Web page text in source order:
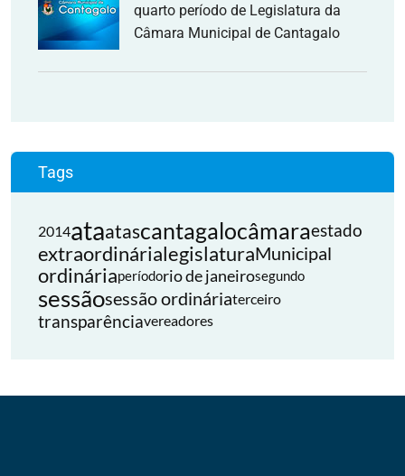
quarto período de Legislatura da
Câmara Municipal de Cantagalo
Tags
2014ataatascantagalocâmaraestado
extraordinárialegislaturaMunicipal
ordináriaperíodorio de janeirosegundo
sessãosessão ordináriaterceiro
transparênciavereadores